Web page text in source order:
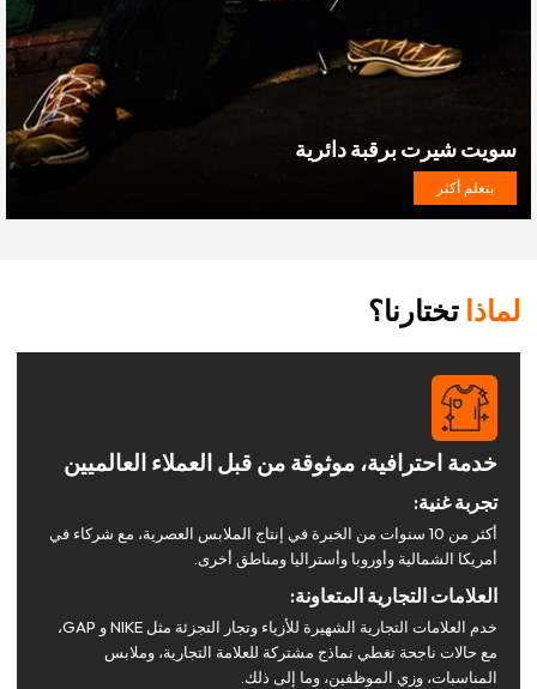
سويت شيرت برقبة دائرية
يتعلم أكثر
لماذا تختارنا؟
خدمة احترافية، موثوقة من قبل العملاء العالميين
تجربة غنية:
أكثر من 10 سنوات من الخبرة في إنتاج الملابس العصرية، مع شركاء في
أمريكا الشمالية وأوروبا وأستراليا ومناطق أخرى.
العلامات التجارية المتعاونة:
خدم العلامات التجارية الشهيرة للأزياء وتجار التجزئة مثل NIKE و GAP،
مع حالات ناجحة تغطي نماذج مشتركة للعلامة التجارية، وملابس
المناسبات، وزي الموظفين، وما إلى ذلك.